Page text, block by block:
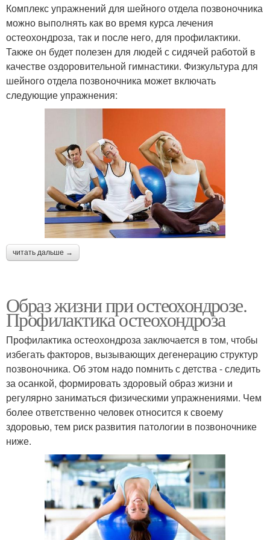
Комплекс упражнений для шейного отдела позвоночника
можно выполнять как во время курса лечения
остеохондроза, так и после него, для профилактики.
Также он будет полезен для людей с сидячей работой в
качестве оздоровительной гимнастики. Физкультура для
шейного отдела позвоночника может включать
следующие упражнения:
читать дальше →
Образ жизни при остеохондрозе.
Профилактика остеохондроза
Профилактика остеохондроза заключается в том, чтобы
избегать факторов, вызывающих дегенерацию структур
позвоночника. Об этом надо помнить с детства - следить
за осанкой, формировать здоровый образ жизни и
регулярно заниматься физическими упражнениями. Чем
более ответственно человек относится к своему
здоровью, тем риск развития патологии в позвоночнике
ниже.